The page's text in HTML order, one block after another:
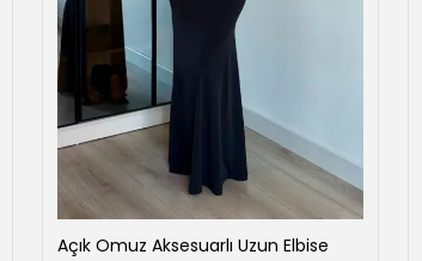
Açık Omuz Aksesuarlı Uzun Elbise